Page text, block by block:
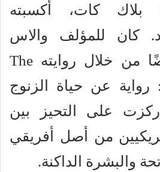
بلاك كات، أكسبته
كان للمؤلف والاس
ثورمان تأثير أيضًا من خلال روايته The
Blacker theerry: رواية عن حياة الزنوج
ركزت على التحيز بين
من أصل أفريقي
والبشرة الداكنة.